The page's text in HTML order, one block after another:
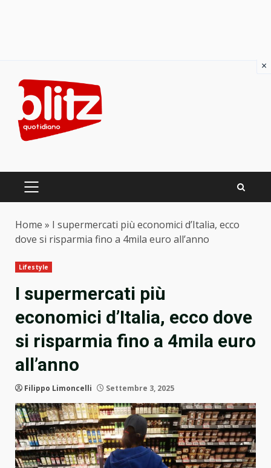
content
PRIMARY
Home » I supermercati più economici d’Italia, ecco
dove si risparmia fino a 4mila euro all’anno
Lifestyle
I supermercati più
economici d’Italia, ecco dove
si risparmia fino a 4mila euro
all’anno
Filippo Limoncelli Settembre 3, 2025
×